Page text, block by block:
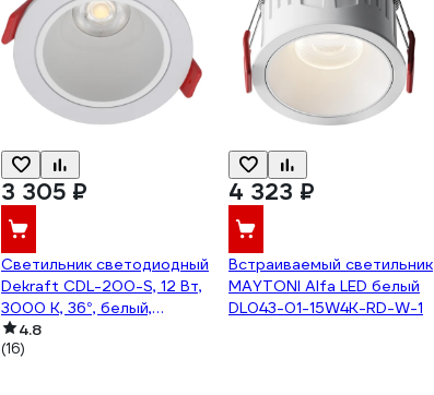
3 305 ₽
Светильник светодиодный
Dekraft CDL-200-S, 12 Вт,
3000 К, 36°, белый,
60686DEK
4.8
(16)
4 323 ₽
Встраиваемый светильник
MAYTONI Alfa LED белый
DL043-01-15W4K-RD-W-1